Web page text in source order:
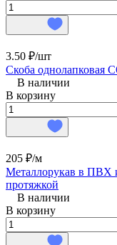
3.50 ₽/шт
Скоба однолапковая
В наличии
В корзину
205 ₽/м
Металлорукав в ПВХ
протяжкой
В наличии
В корзину